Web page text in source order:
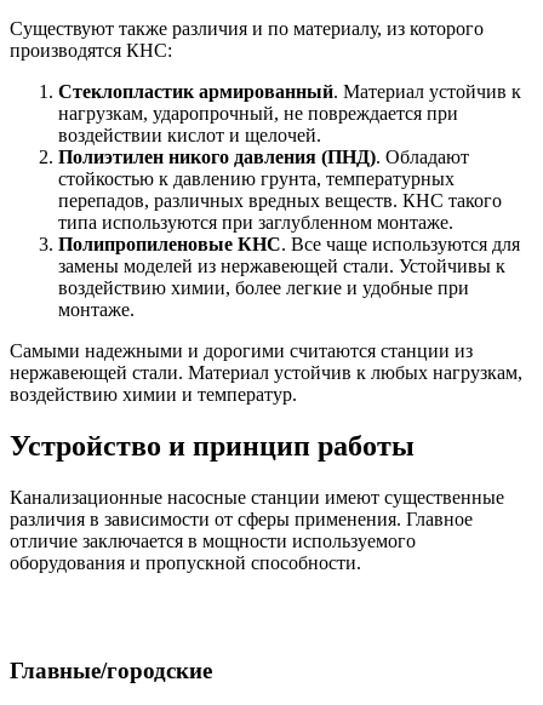
Существуют также различия и по материалу, из которого
производятся КНС:
Стеклопластик армированный. Материал устойчив к
нагрузкам, ударопрочный, не повреждается при
воздействии кислот и щелочей.
Полиэтилен никого давления (ПНД). Обладают
стойкостью к давлению грунта, температурных
перепадов, различных вредных веществ. КНС такого
типа используются при заглубленном монтаже.
Полипропиленовые КНС. Все чаще используются для
замены моделей из нержавеющей стали. Устойчивы к
воздействию химии, более легкие и удобные при
монтаже.
Самыми надежными и дорогими считаются станции из
нержавеющей стали. Материал устойчив к любых нагрузкам,
воздействию химии и температур.
Устройство и принцип работы
Канализационные насосные станции имеют существенные
различия в зависимости от сферы применения. Главное
отличие заключается в мощности используемого
оборудования и пропускной способности.
Главные/городские